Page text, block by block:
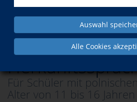
Auswahl
Alle Cookies
Polnisch als
Für Schüler mit
Alter von 11 bis 16 Jahren